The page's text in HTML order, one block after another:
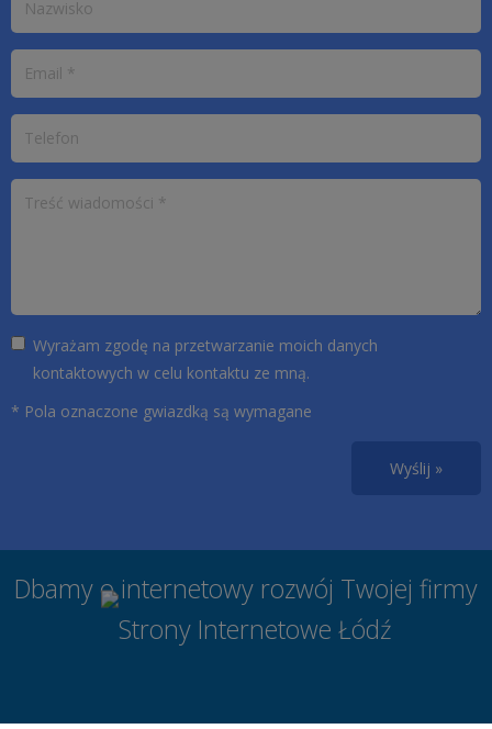
Wyrażam zgodę na przetwarzanie moich danych
kontaktowych w celu kontaktu ze mną.
* Pola oznaczone gwiazdką są wymagane
Wyślij »
Dbamy o internetowy rozwój Twojej firmy